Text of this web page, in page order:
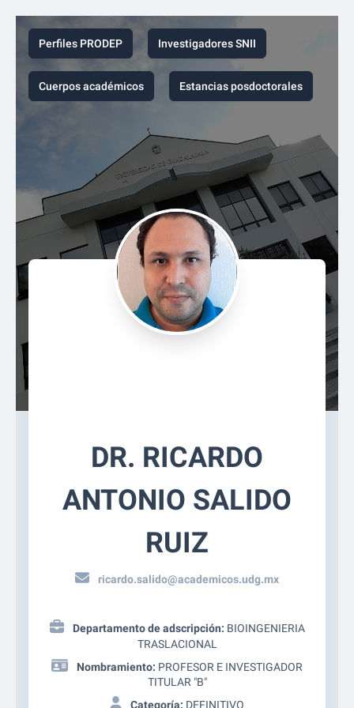
Perfiles PRODEP Investigadores SNII
Cuerpos académicos Estancias posdoctorales
DR. RICARDO
ANTONIO SALIDO
RUIZ
ricardo.salido@academicos.udg.mx
Departamento de adscripción: BIOINGENIERIA
TRASLACIONAL
Nombramiento: PROFESOR E INVESTIGADOR
TITULAR "B"
Categoría: DEFINITIVO